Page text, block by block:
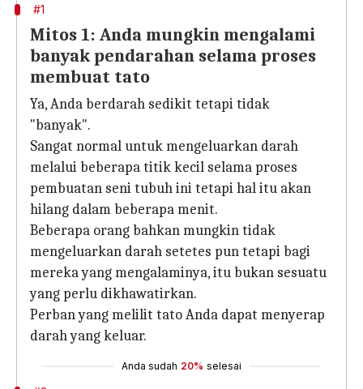
#1
Mitos 1: Anda mungkin mengalami
banyak pendarahan selama proses
membuat tato
Ya, Anda berdarah sedikit tetapi tidak
"banyak".
Sangat normal untuk mengeluarkan darah
melalui beberapa titik kecil selama proses
pembuatan seni tubuh ini tetapi hal itu akan
hilang dalam beberapa menit.
Beberapa orang bahkan mungkin tidak
mengeluarkan darah setetes pun tetapi bagi
mereka yang mengalaminya, itu bukan sesuatu
yang perlu dikhawatirkan.
Perban yang melilit tato Anda dapat menyerap
darah yang keluar.
Anda sudah 20% selesai